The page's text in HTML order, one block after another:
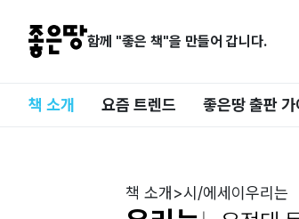
함께 "좋은 책"을 만들어 갑니다.
책 소개 요즘 트렌드 좋은땅 출판 가
책 소개 >시/에세이 우리는